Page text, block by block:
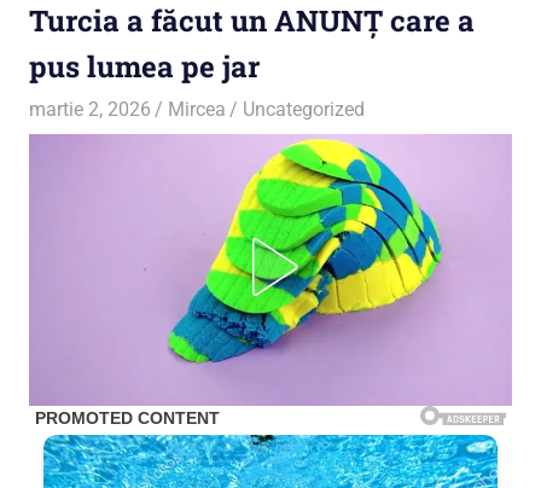
Turcia a făcut un ANUNȚ care a
pus lumea pe jar
martie 2, 2026 Mircea Uncategorized